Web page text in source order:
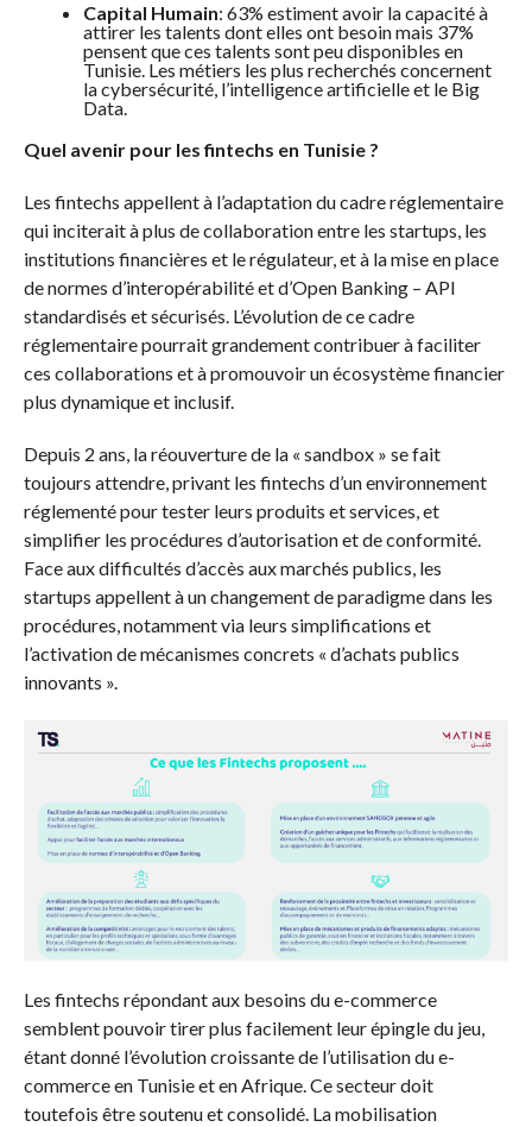
Capital Humain: 63% estiment avoir la capacité à
attirer les talents dont elles ont besoin mais 37%
pensent que ces talents sont peu disponibles en
Tunisie. Les métiers les plus recherchés concernent
la cybersécurité, l’intelligence artificielle et le Big
Data.
Quel avenir pour les fintechs en Tunisie ?
Les fintechs appellent à l’adaptation du cadre réglementaire
qui inciterait à plus de collaboration entre les startups, les
institutions financières et le régulateur, et à la mise en place
de normes d’interopérabilité et d’Open Banking – API
standardisés et sécurisés. L’évolution de ce cadre
réglementaire pourrait grandement contribuer à faciliter
ces collaborations et à promouvoir un écosystème financier
plus dynamique et inclusif.
Depuis 2 ans, la réouverture de la « sandbox » se fait
toujours attendre, privant les fintechs d’un environnement
réglementé pour tester leurs produits et services, et
simplifier les procédures d’autorisation et de conformité.
Face aux difficultés d’accès aux marchés publics, les
startups appellent à un changement de paradigme dans les
procédures, notamment via leurs simplifications et
l’activation de mécanismes concrets « d’achats publics
innovants ».
Les fintechs répondant aux besoins du e-commerce
semblent pouvoir tirer plus facilement leur épingle du jeu,
étant donné l’évolution croissante de l’utilisation du e-
commerce en Tunisie et en Afrique. Ce secteur doit
toutefois être soutenu et consolidé. La mobilisation